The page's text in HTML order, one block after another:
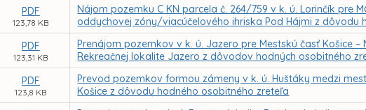
PDF
123,78 KB
Nájom pozemku C KN parcela č. 264/759 v k. ú. Lorinčík pre
oddychovej zóny/viacúčelového ihriska Pod Hájmi z dôvodu
PDF
123,31 KB
Prenájom pozemkov v k. ú. Jazero pre Mestskú časť Košice
Rekreačnej lokalite Jazero z dôvodov hodných osobitného
PDF
123,8 KB
Prevod pozemkov formou zámeny v k. ú. Huštáky medzi
Košice z dôvodu hodného osobitného zreteľa